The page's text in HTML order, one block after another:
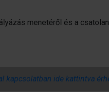
menetéről és a
kapcsolatban ide kattintva